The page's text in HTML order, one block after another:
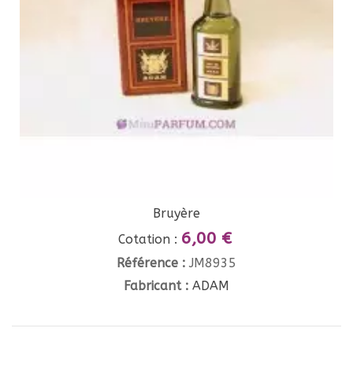
Bruyère
Cotation : 6,00 €
Référence : JM8935
Fabricant : ADAM